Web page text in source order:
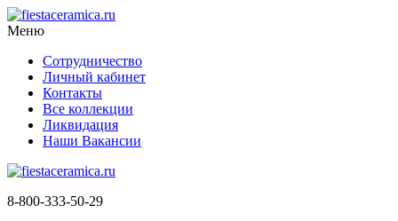
Меню
Сотрудничество
Личный кабинет
Контакты
Все коллекции
Ликвидация
Наши Вакансии
8-800-333-50-29